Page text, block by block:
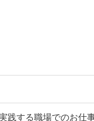
践する職場でのお仕事